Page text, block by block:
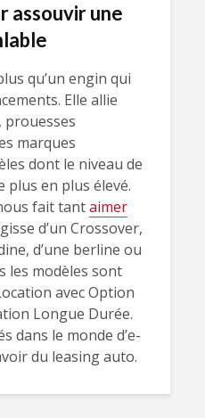
assouvir une
qu’un engin qui
Elle allie
marques
dont le niveau de
plus en plus élevé.
fait tantaimer
d’un Crossover,
d’une berline ou
les modèles sont
avec Option
Longue Durée.
dans le monde d’e-
du leasing auto.